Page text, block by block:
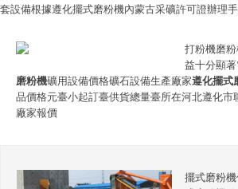
套設備根據遵化擺式磨粉機內蒙古采礦許可證辦理
打粉機磨
益十分顯
磨粉機礦用設備價格礦石設備生產廠家遵化擺式
品價格元臺小起訂臺供貨總量臺所在河北遵化市
廠家報價
擺式磨粉